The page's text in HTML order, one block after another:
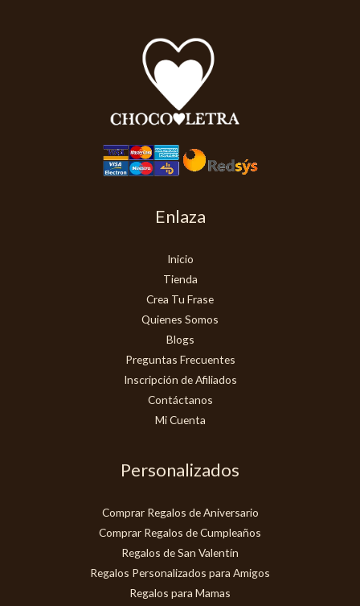
Enlaza
Inicio
Tienda
Crea Tu Frase
Quienes Somos
Blogs
Preguntas Frecuentes
Inscripción de Afiliados
Contáctanos
Mi Cuenta
Personalizados
Comprar Regalos de Aniversario
Comprar Regalos de Cumpleaños
Regalos de San Valentín
Regalos Personalizados para Amigos
Regalos para Mamas